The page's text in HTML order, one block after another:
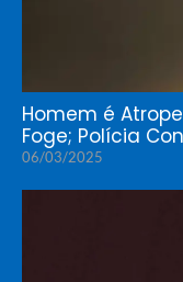
Homem é
Foge; Polícia
06/03/2025